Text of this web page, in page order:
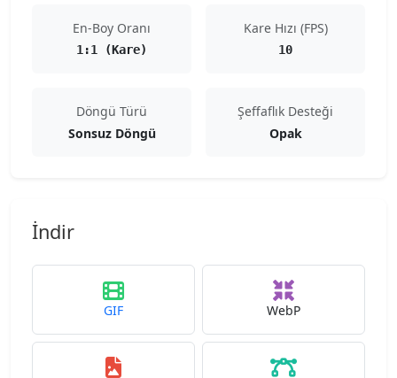
En-Boy Oranı
1:1 (Kare)
Kare Hızı (FPS)
10
Döngü Türü
Sonsuz Döngü
Şeffaflık Desteği
Opak
İndir
GIF WebP